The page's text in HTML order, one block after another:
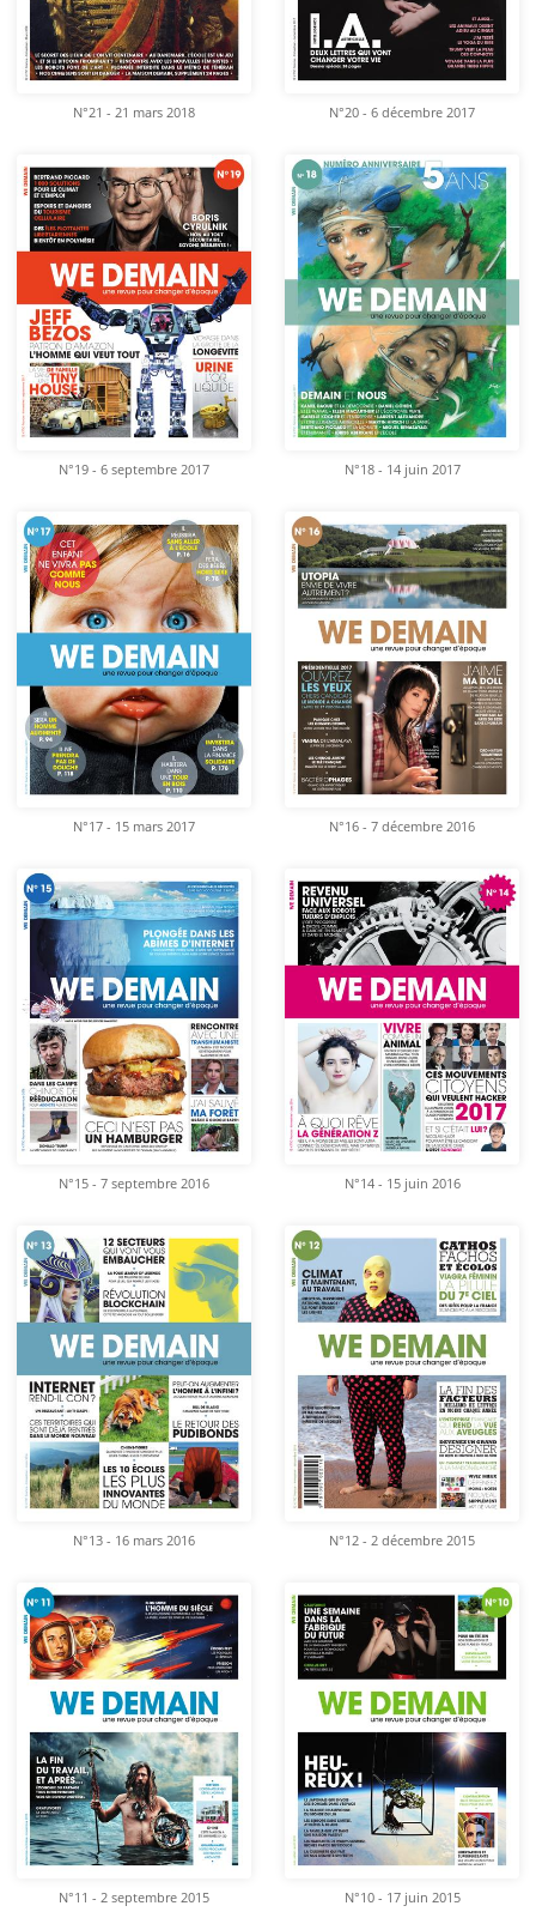
N°21 - 21 mars 2018 N°20 - 6 décembre 2017
N°19 - 6 septembre 2017 N°18 - 14 juin 2017
N°17 - 15 mars 2017 N°16 - 7 décembre 2016
N°15 - 7 septembre 2016 N°14 - 15 juin 2016
N°13 - 16 mars 2016 N°12 - 2 décembre 2015
N°11 - 2 septembre 2015 N°10 - 17 juin 2015